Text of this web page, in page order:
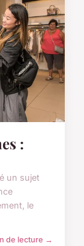
:
un sujet
le
de lecture →